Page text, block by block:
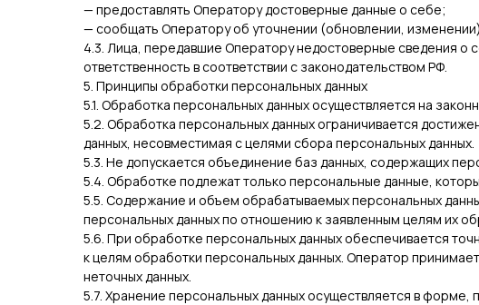
— предоставлять Оператору достоверные данные о себе;
— сообщать Оператору об уточнении (обновлении,
4.3. Лица, передавшие Оператору недостоверные сведения о
ответственность в соответствии с законодательством РФ.
5. Принципы обработки персональных данных
5.1. Обработка персональных данных осуществляется на
5.2. Обработка персональных данных ограничивается
данных, несовместимая с целями сбора персональных данных.
5.3. Не допускается объединение баз данных, содержащих
5.4. Обработке подлежат только персональные данные,
5.5. Содержание и объем обрабатываемых персональных
персональных данных по отношению к заявленным целям их
5.6. При обработке персональных данных обеспечивается
к целям обработки персональных данных. Оператор
неточных данных.
5.7. Хранение персональных данных осуществляется в